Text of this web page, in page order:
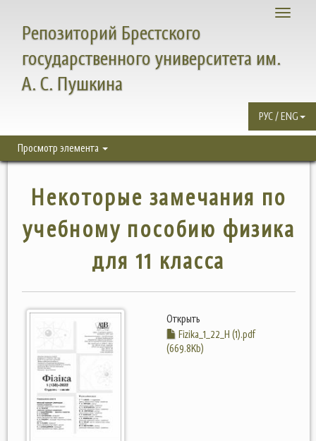
Toggle
Репозиторий Брестского
государственного университета им.
А. С. Пушкина
РУС / ENG
Просмотр элемента
Некоторые замечания по
учебному пособию физика
для 11 класса
Открыть
Fizika_1_22_Н (1).pdf
(669.8Kb)